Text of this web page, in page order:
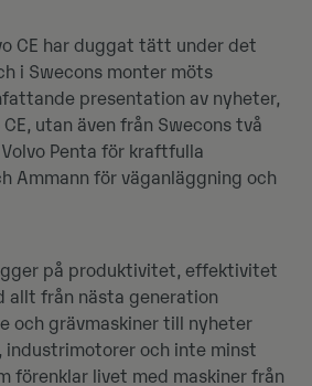
CE har duggat tätt under det
i Swecons monter möts
presentation av nyheter,
utan även från Swecons två
Penta för kraftfulla
Ammann för väganläggning och
på produktivitet, effektivitet
allt från nästa generation
och grävmaskiner till nyheter
industrimotorer och inte minst
förenklar livet med maskiner från